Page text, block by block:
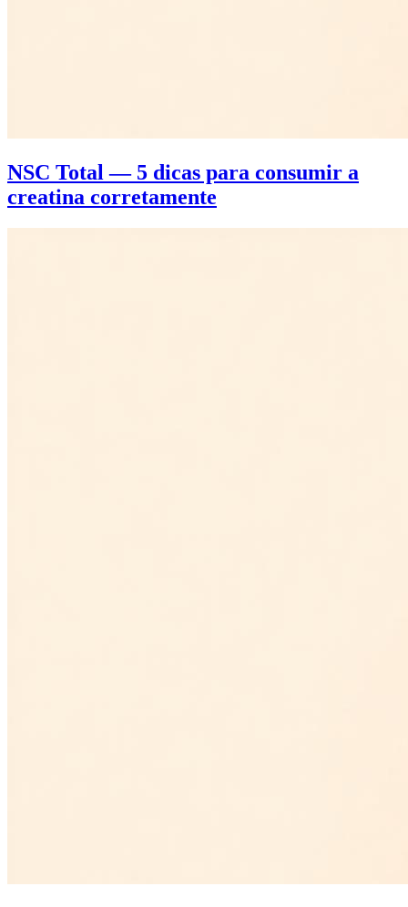
NSC Total — 5 dicas para consumir a
creatina corretamente